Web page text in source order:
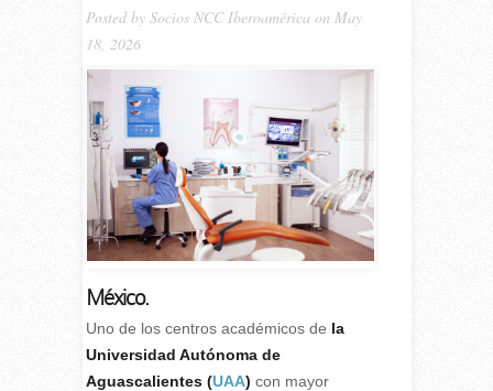
Posted by Socios NCC Iberoamérica on May
18, 2026
México.
Uno de los centros académicos de la
Universidad Autónoma de
Aguascalientes (UAA) con mayor